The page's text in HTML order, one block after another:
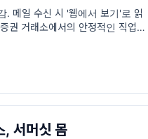
. 메일 수신 시 '웹에서 보기'로 읽
권 거래소에서의 안정적인 직업과
서머싯 몸